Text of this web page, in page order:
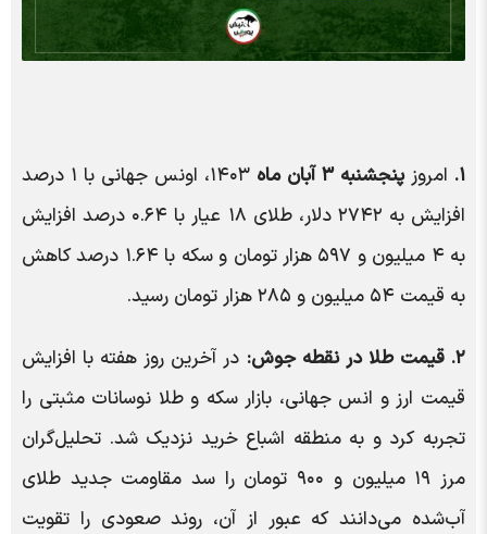
۱. امروزپنجشنبه ۳ آبان ماه
۱۴۰۳، اونس جهانی با ۱ درصد
افزایش به ۲۷۴۲ دلار، طلای ۱۸ عیار با ۰.۶۴ درصد افزایش
به ۴ میلیون و ۵۹۷ هزار تومان و سکه با ۱.۶۴ درصد کاهش
به قیمت ۵۴ میلیون و ۲۸۵ هزار تومان رسید.
۲. قیمت طلا در نقطه جوش:
در آخرین روز هفته با افزایش
قیمت ارز و انس جهانی، بازار سکه و طلا نوسانات مثبتی را
تجربه کرد و به منطقه اشباع خرید نزدیک شد. تحلیل‌گران
مرز ۱۹ میلیون و ۹۰۰ تومان را سد مقاومت جدید طلای
آب‌شده می‌دانند که عبور از آن، روند صعودی را تقویت